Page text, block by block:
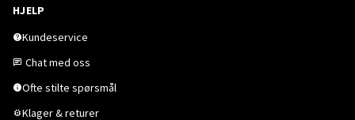
HJELP
Kundeservice
Chat med oss
Ofte stilte spørsmål
Klager & returer